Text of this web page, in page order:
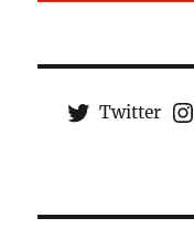
Twitter